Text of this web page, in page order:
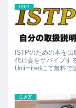
ISTP
ISTPのための本を
代社会をサバイブす
Unlimitedにて無料で
生き方